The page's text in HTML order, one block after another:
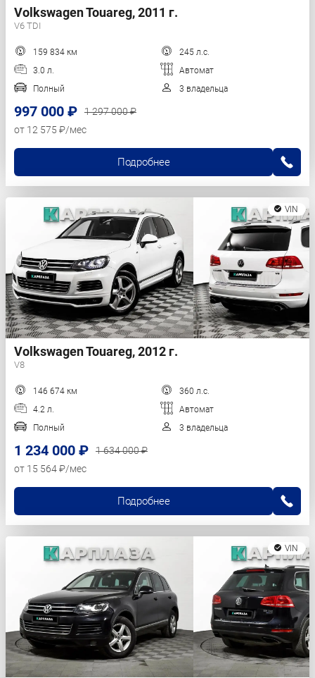
Volkswagen Touareg, 2011 г.
V6 TDI
159 834 км
245 л.с.
3.0 л.
Автомат
Полный
3 владельца
997 000 ₽
1 297 000 ₽
от 12 575 ₽/мес
Подробнее
VIN
Volkswagen Touareg, 2012 г.
V8
146 674 км
360 л.с.
4.2 л.
Автомат
Полный
3 владельца
1 234 000 ₽
1 634 000 ₽
от 15 564 ₽/мес
Подробнее
VIN